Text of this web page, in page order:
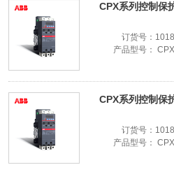
CPX系列控制保
订货号：
产品型号：
CPX系列控制保
订货号：
产品型号：